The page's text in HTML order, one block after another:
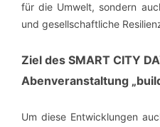
für die Umwelt, sondern
und gesellschaftliche
Ziel des SMART CITY
Abenveranstaltung
Um diese Entwicklungen